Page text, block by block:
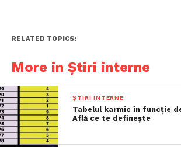
RELATED TOPICS:
More in Știri interne
ȘTIRI INTERNE
Tabelul karmic în funcție
Află ce te definește